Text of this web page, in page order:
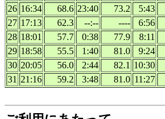
26 16:34 68.6 23:40 73.2 5:43
27 17:13 62.3 --:-- ---- 6:56
28 18:01 57.7 0:38 77.9 8:11
29 18:58 55.5 1:40 81.0 9:24
30 20:05 56.0 2:44 82.1 10:30
31 21:16 59.2 3:48 81.0 11:27